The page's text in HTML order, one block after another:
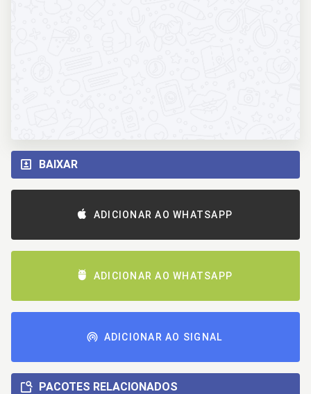
BAIXAR
ADICIONAR AO WHATSAPP
ADICIONAR AO WHATSAPP
ADICIONAR AO SIGNAL
PACOTES RELACIONADOS